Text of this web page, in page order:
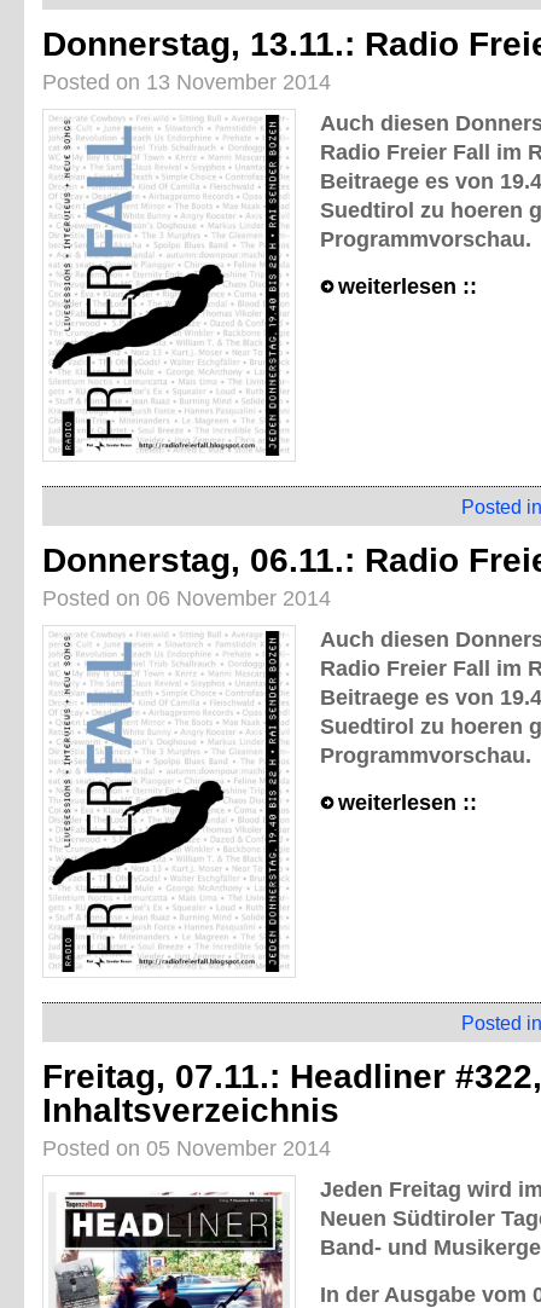
Donnerstag, 13.11.: Radio
Posted on 13 November 2014
Auch diesen
Radio Freier Fall im
Beitraege es von
Suedtirol zu hoeren
Programmvorschau.
weiterlesen ::
Posted
Donnerstag, 06.11.: Radio
Posted on 06 November 2014
Auch diesen
Radio Freier Fall im
Beitraege es von
Suedtirol zu hoeren
Programmvorschau.
weiterlesen ::
Posted
Freitag, 07.11.: Headliner #322,
Inhaltsverzeichnis
Posted on 05 November 2014
Jeden Freitag wird
Neuen Südtiroler
Band- und
In der Ausgabe vom